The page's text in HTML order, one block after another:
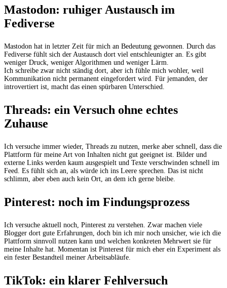
Mastodon: ruhiger Austausch im
Fediverse
Mastodon hat in letzter Zeit für mich an Bedeutung gewonnen. Durch das
Fediverse fühlt sich der Austausch dort viel entschleunigter an. Es gibt
weniger Druck, weniger Algorithmen und weniger Lärm.
Ich schreibe zwar nicht ständig dort, aber ich fühle mich wohler, weil
Kommunikation nicht permanent eingefordert wird. Für jemanden, der
introvertiert ist, macht das einen spürbaren Unterschied.
Threads: ein Versuch ohne echtes
Zuhause
Ich versuche immer wieder, Threads zu nutzen, merke aber schnell, dass die
Plattform für meine Art von Inhalten nicht gut geeignet ist. Bilder und
externe Links werden kaum ausgespielt und Texte verschwinden schnell im
Feed. Es fühlt sich an, als würde ich ins Leere sprechen. Das ist nicht
schlimm, aber eben auch kein Ort, an dem ich gerne bleibe.
Pinterest: noch im Findungsprozess
Ich versuche aktuell noch, Pinterest zu verstehen. Zwar machen viele
Blogger dort gute Erfahrungen, doch bin ich mir noch unsicher, wie ich die
Plattform sinnvoll nutzen kann und welchen konkreten Mehrwert sie für
meine Inhalte hat. Momentan ist Pinterest für mich eher ein Experiment als
ein fester Bestandteil meiner Arbeitsabläufe.
TikTok: ein klarer Fehlversuch